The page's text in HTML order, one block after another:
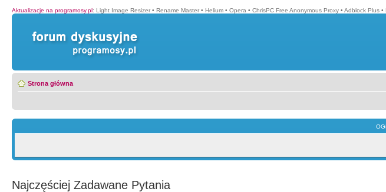
Aktualizacje na programosy.pl: Light Image Resizer • Rename Master • Helium • Opera • ChrisPC Free Anonymous Proxy • Adblock Plus •
Strona główna
Najczęściej Zadawane Pytania